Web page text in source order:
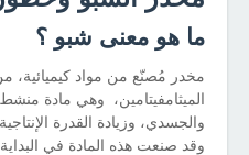
ما هو معنى شبو ؟
مخدر مُصنّع من مواد كيميائية،
الميثامفيتامين، وهي مادة
والجسدي، وزيادة القدرة
وقد صنعت هذه المادة في